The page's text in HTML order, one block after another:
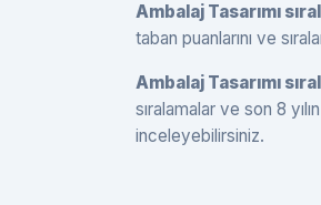
Ambalaj Tasarımı
taban puanlarını ve
Ambalaj Tasarımı
sıralamalar ve son 8
inceleyebilirsiniz.